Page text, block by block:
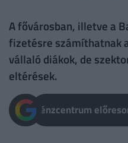
A fővárosban, illetve a
fizetésre számíthatnak
vállaló diákok, de
eltérések.
Pénzcentrum